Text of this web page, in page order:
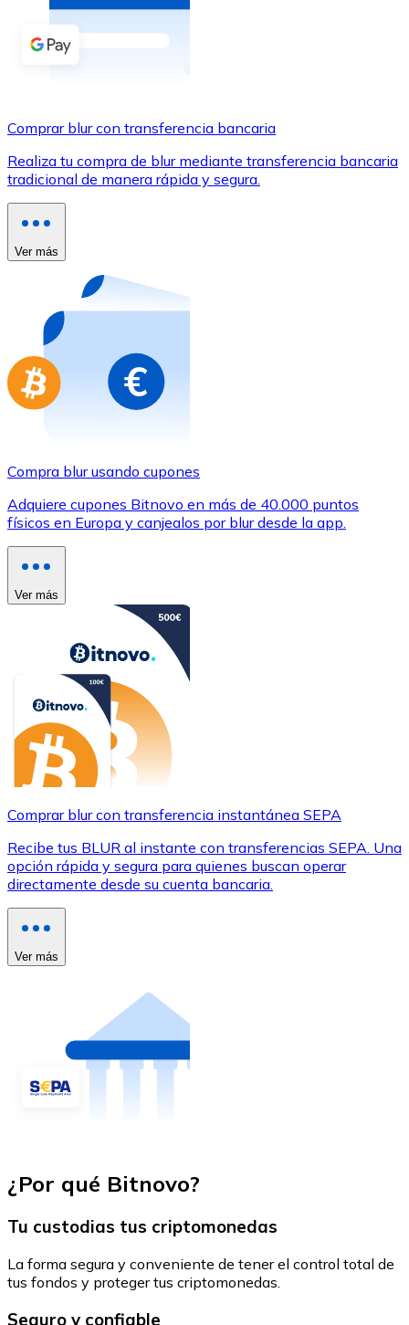
Comprar con efectivo
Transferencia SEPA
Utiliza tarjetas Visa y Mastercard para comprar
Comprar con tarjeta
Compra tarjetas regalo de tus marcas favoritas con
Ir a la tienda de tarjetas regalo
Comprar blur con transferencia bancaria
Realiza tu compra de blur mediante transferencia bancaria
tradicional de manera rápida y segura.
Ver más
Compra blur usando cupones
Adquiere cupones Bitnovo en más de 40.000 puntos
físicos en Europa y canjealos por blur desde la app.
Ver más
Comprar blur con transferencia instantánea SEPA
Recibe tus BLUR al instante con transferencias SEPA. Una
opción rápida y segura para quienes buscan operar
directamente desde su cuenta bancaria.
Ver más
¿Por qué Bitnovo?
Tu custodias tus criptomonedas
La forma segura y conveniente de tener el control total de
tus fondos y proteger tus criptomonedas.
Seguro y confiable